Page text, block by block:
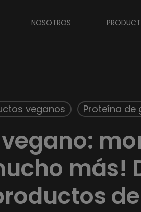
NOSOTROS
veganos Proteína de
más!